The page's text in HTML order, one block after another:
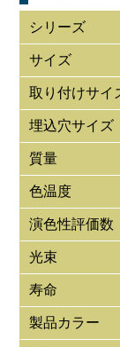
シリーズ
サイズ
取り付けサイ
埋込穴サイズ
質量
色温度
演色性評価数
光束
寿命
製品カラー